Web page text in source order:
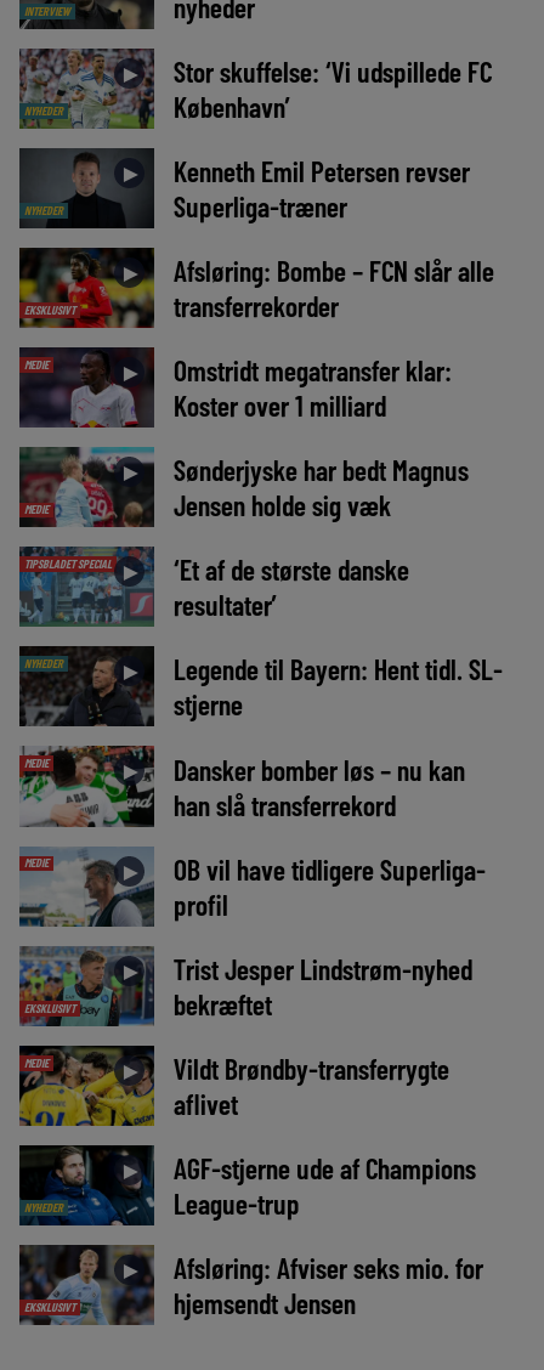
INTERVIEW
NYHEDER
►
Stor skuffelse: ‘Vi udspillede FC
København’
NYHEDER
►
Kenneth Emil Petersen revser
Superliga-træner
EKSKLUSIVT
►
Afsløring: Bombe – FCN slår alle
transferrekorder
MEDIE ►
Omstridt megatransfer klar:
Koster over 1 milliard
MEDIE
►
Sønderjyske har bedt Magnus
Jensen holde sig væk
TIPSBLADET SPECIAL ►
‘Et af de største danske
resultater’
NYHEDER ►
Legende til Bayern: Hent tidl. SL-
stjerne
MEDIE ►
Dansker bomber løs – nu kan
han slå transferrekord
MEDIE ►
OB vil have tidligere Superliga-
profil
EKSKLUSIVT
►
Trist Jesper Lindstrøm-nyhed
bekræftet
MEDIE ►
Vildt Brøndby-transferrygte
aflivet
NYHEDER
►
AGF-stjerne ude af Champions
League-trup
EKSKLUSIVT
►
Afsløring: Afviser seks mio. for
hjemsendt Jensen